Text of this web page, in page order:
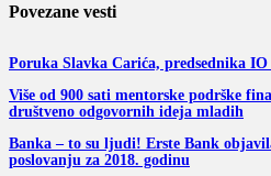
Povezane vesti
Poruka Slavka Carića, predsednika IO
Više od 900 sati mentorske podrške
društveno odgovornih ideja mladih
Banka – to su ljudi! Erste Bank
poslovanju za 2018. godinu